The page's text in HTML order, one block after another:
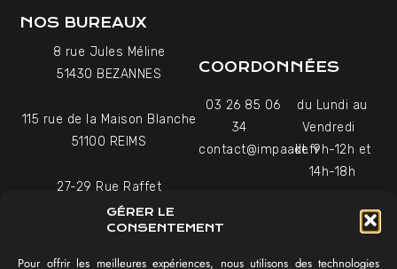
GÉRER LE
CONSENTEMENT
Pour offrir les meilleures expériences, nous utilisons des technologies
NOS BUREAUX
8 rue Jules Méline
51430 BEZANNES
115 rue de la Maison Blanche
51100 REIMS
27-29 Rue Raffet
75016 PARIS
COORDONNÉES
03 26 85 06
34
contact@impaakt.fr
du Lundi au
Vendredi
de 9h-12h et
14h-18h
vous